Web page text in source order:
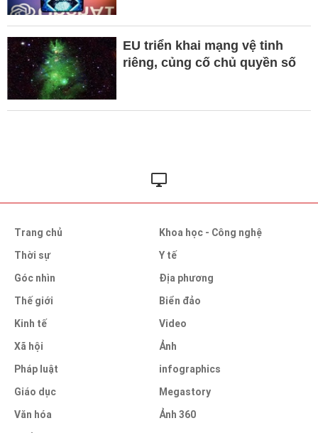
EU triển khai mạng vệ tinh
riêng, củng cố chủ quyền số
Trang chủ
Thời sự
Góc nhìn
Thế giới
Kinh tế
Xã hội
Pháp luật
Giáo dục
Văn hóa
Khoa học - Công nghệ
Y tế
Địa phương
Biển đảo
Video
Ảnh
infographics
Megastory
Ảnh 360